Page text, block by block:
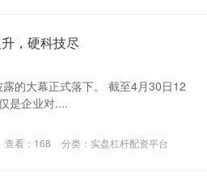
，硬科技尽
的大幕正式落下。 截至4月30日12
是企业对....
查看： 168 分类： 实盘杠杆配资平台